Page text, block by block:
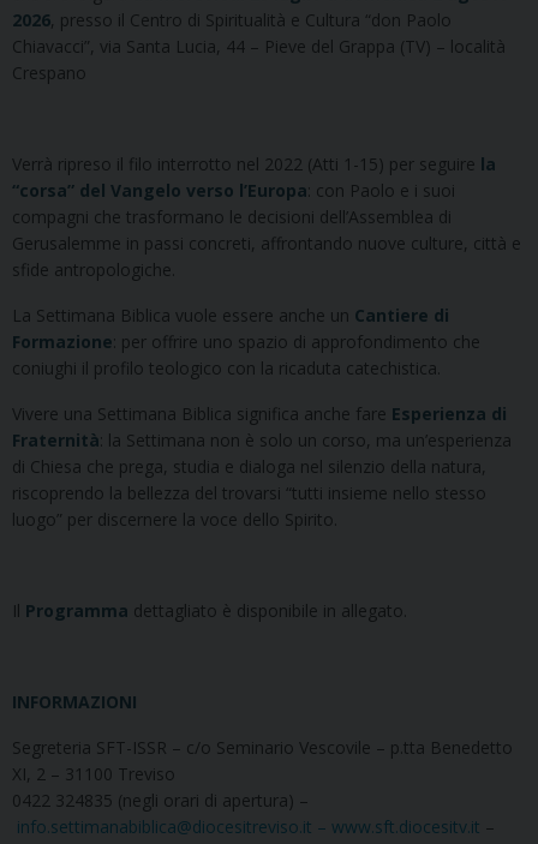
2026, presso il Centro di Spiritualità e Cultura “don Paolo
Chiavacci”, via Santa Lucia, 44 – Pieve del Grappa (TV) – località
Crespano
Verrà ripreso il filo interrotto nel 2022 (Atti 1-15) per seguire la
“corsa” del Vangelo verso l’Europa: con Paolo e i suoi
compagni che trasformano le decisioni dell’Assemblea di
Gerusalemme in passi concreti, affrontando nuove culture, città e
sfide antropologiche.
La Settimana Biblica vuole essere anche un Cantiere di
Formazione: per offrire uno spazio di approfondimento che
coniughi il profilo teologico con la ricaduta catechistica.
Vivere una Settimana Biblica significa anche fare Esperienza di
Fraternità: la Settimana non è solo un corso, ma un’esperienza
di Chiesa che prega, studia e dialoga nel silenzio della natura,
riscoprendo la bellezza del trovarsi “tutti insieme nello stesso
luogo” per discernere la voce dello Spirito.
Il Programma dettagliato è disponibile in allegato.
INFORMAZIONI
Segreteria SFT-ISSR – c/o Seminario Vescovile – p.tta Benedetto
XI, 2 – 31100 Treviso
0422 324835 (negli orari di apertura) –
info.settimanabiblica@diocesitreviso.it – www.sft.diocesitv.it –